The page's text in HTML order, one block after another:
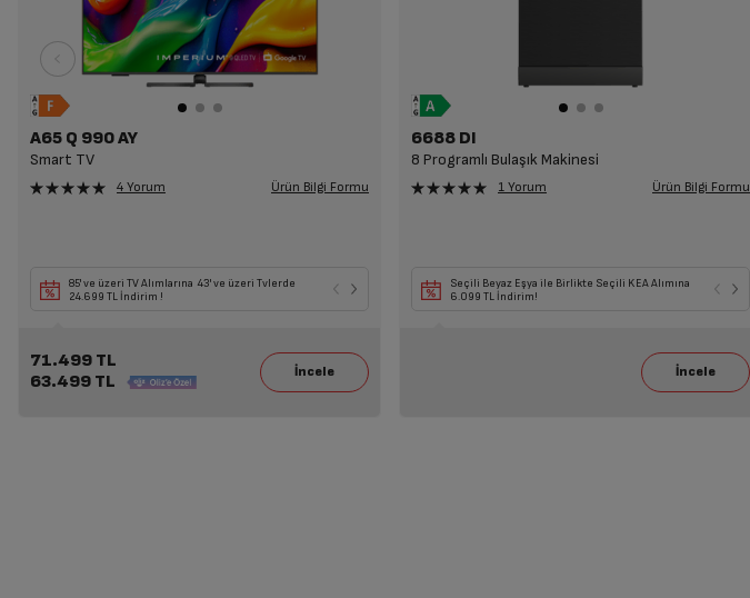
A65 Q 990 AY
Smart TV
4 Yorum Ürün Bilgi Formu
85' ve üzeri TV Alımlarına 43' ve üzeri Tvlerde
24.699 TL İndirim !
Seçili Beyaz Eşya ile Birlikte Seçili TV Alımına
14.499 TL İndirim!
71.499 TL
63.499 TL
6688 DI
8 Programlı Bulaşık Makinesi
1 Yorum Ürün Bilgi Formu
Seçili Beyaz Eşya ile Birlikte Seçili KEA Alımına
6.099 TL İndirim!